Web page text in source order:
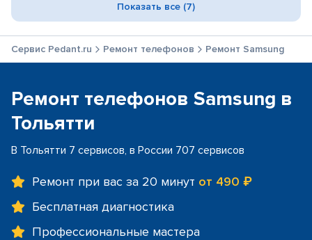
Показать все (7)
Сервис Pedant.ru Ремонт телефонов Ремонт Samsung
Ремонт телефонов Samsung в
Тольятти
В Тольятти 7 сервисов, в России 707 сервисов
Ремонт при вас за 20 минут от 490 ₽
Бесплатная диагностика
Профессиональные мастера